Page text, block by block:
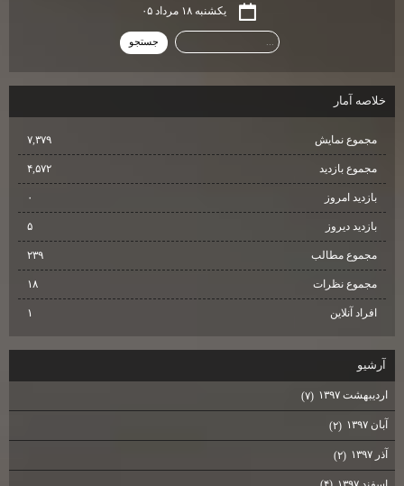
یکشنبه ۱۸ مرداد ۰۵
خلاصه آمار
مجموع نمایش‌ ۷,۳۷۹
مجموع بازدید ۴,۵۷۲
بازدید امروز ۰
بازدید دیروز ۵
مجموع مطالب ۲۳۹
مجموع نظرات ۱۸
افراد آنلاین ۱
آرشيو
اردیبهشت ۱۳۹۷ (۷)
آبان ۱۳۹۷ (۲)
آذر ۱۳۹۷ (۲)